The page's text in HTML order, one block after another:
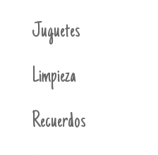
Juguetes
Limpieza
Recuerdos